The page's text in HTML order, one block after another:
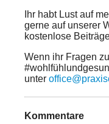
Ihr habt Lust auf
gerne auf unserer
kostenlose
Wenn ihr Fragen
unter
Kommentare